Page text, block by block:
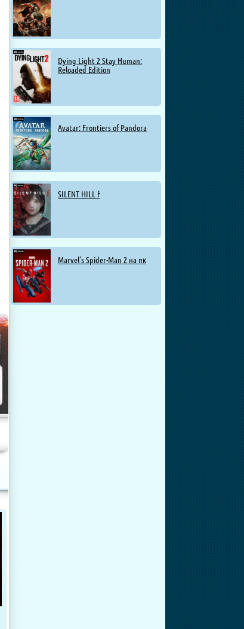
Dying Light 2 Stay Human:
Reloaded Edition
Avatar: Frontiers of Pandora
SILENT HILL f
Marvel’s Spider-Man 2 на пк